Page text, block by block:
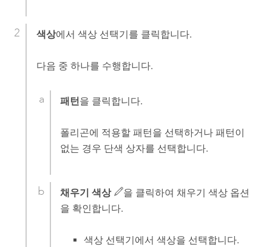
색상에서 색상 선택기를 클릭합니다.
다음 중 하나를 수행합니다.
패턴을 클릭합니다.
폴리곤에 적용할 패턴을 선택하거나 패턴이
없는 경우 단색 상자를 선택합니다.
채우기 색상
을 클릭하여 채우기 색상 옵션
을 확인합니다.
색상 선택기에서 색상을 선택합니다.